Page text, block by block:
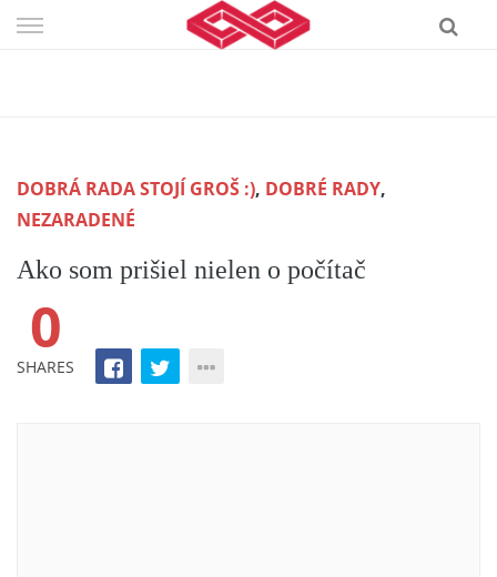
Skip
DOBRÁ RADA STOJÍ GROŠ :), DOBRÉ RADY,
NEZARADENÉ
Ako som prišiel nielen o počítač
0
SHARES